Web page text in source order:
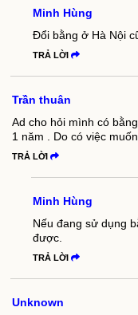
Minh Hùng
Đổi bằng ở Hà Nội
TRẢ LỜI
Trần thuân
Ad cho hỏi mình có
1 năm . Do có việc
TRẢ LỜI
Minh Hùng
Nếu đang sử dụng
được.
TRẢ LỜI
Unknown